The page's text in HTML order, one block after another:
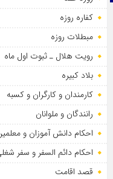
کفاره روزه
مبطلات روزه
رویت هلال ـ ثبوت اول ماه
بلاد کبیره
کارمندان و کارگران و کسبه
رانندگان و ملوانان
احکام دانش آموزان و
احکام دائم السفر و سفر
قصد اقامت